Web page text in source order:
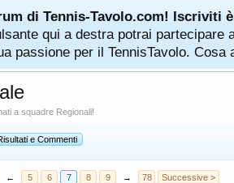
di Tennis-Tavolo.com! Iscriviti è
qui a destra potrai
passione per il TennisTavolo.
a squadre Regionali!
e Commenti
← 5 6 7 8 9 → 78 Successive >